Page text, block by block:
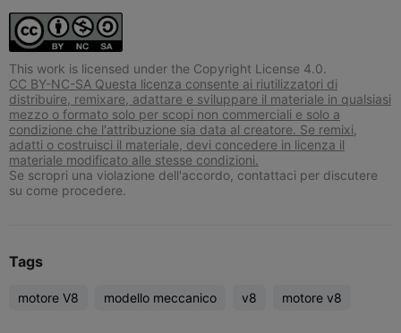
This work is licensed under the Copyright License 4.0.
CC BY-NC-SA Questa licenza consente ai riutilizzatori di
distribuire, remixare, adattare e sviluppare il materiale in qualsiasi
mezzo o formato solo per scopi non commerciali e solo a
condizione che l'attribuzione sia data al creatore. Se remixi,
adatti o costruisci il materiale, devi concedere in licenza il
materiale modificato alle stesse condizioni.
Se scropri una violazione dell'accordo, contattaci per discutere
su come procedere.
Tags
motore V8 modello meccanico v8 motore v8